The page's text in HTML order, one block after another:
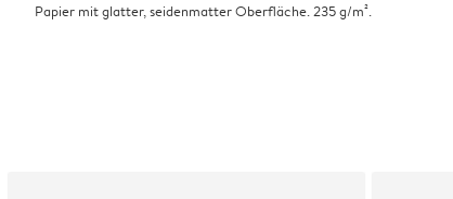
Papier mit glatter, seidenmatter Oberfläche. 235 g/m².